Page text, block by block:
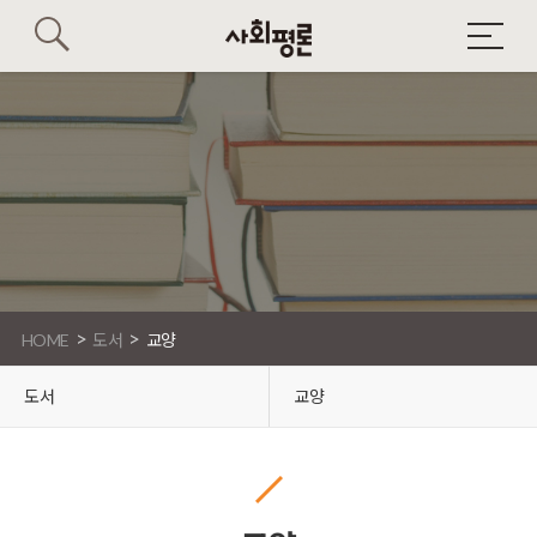
HOME > 도서 > 교양
도서 교양